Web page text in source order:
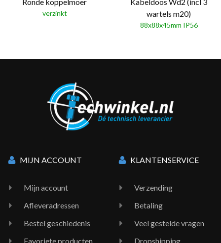
Ronde koppelmoer
verzinkt
Kabeldoos Wd2 (incl 3
wartels m20)
88x88x45mm IP56
MIJN ACCOUNT
Mijn account
Afleveradressen
Bestel geschiedenis
Favoriete producten
KLANTENSERVICE
Verzending
Betaling
Veel gestelde vragen
Dropshipping